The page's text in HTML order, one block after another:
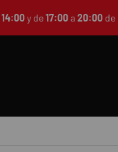
14:00y de17:00a20:00de